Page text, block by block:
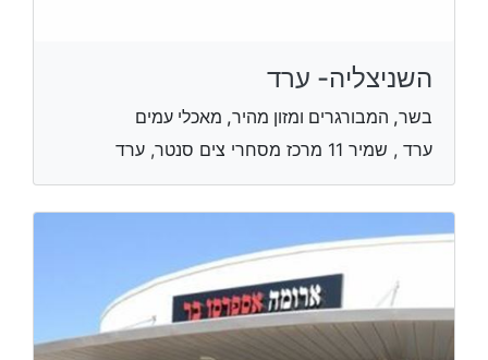
השניצליה- ערד
בשר, המבורגרים ומזון מהיר, מאכלי עמים
ערד , שמיר 11 מרכז מסחרי צים סנטר, ערד